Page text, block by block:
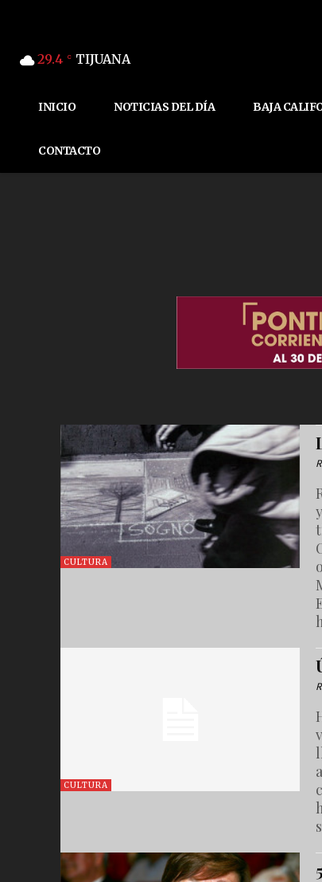
29.4 C TIJUANA
INICIO NOTICIAS DEL DÍA BAJA
CONTACTO
CULTURA
CULTURA